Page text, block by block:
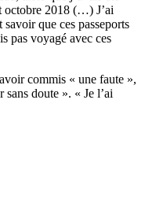
octobre 2018 (…) J’ai
savoir que ces passeports
pas voyagé avec ces
commis « une faute »,
sans doute ». « Je l’ai